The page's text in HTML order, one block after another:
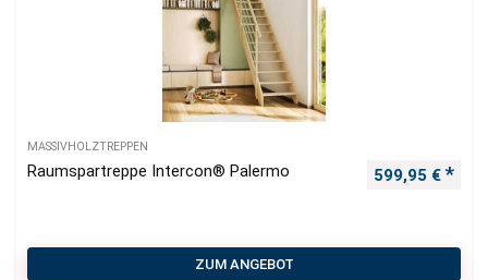
MASSIVHOLZTREPPEN
Raumspartreppe Intercon® Palermo 599,95 €
ZUM ANGEBOT